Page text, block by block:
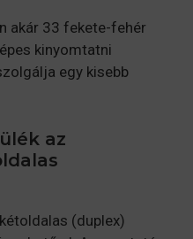
akár 33 fekete-fehér
kinyomtatni
egy kisebb
az
(duplex)